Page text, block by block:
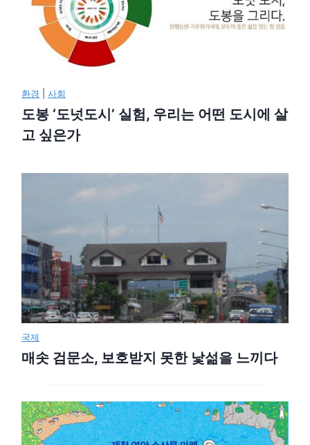
환경 |사회
도봉 ‘도넛도시’ 실험, 우리는 어떤 도시에 살
고 싶은가
국제
매솟 검문소, 보호받지 못한 낯섦을 느끼다